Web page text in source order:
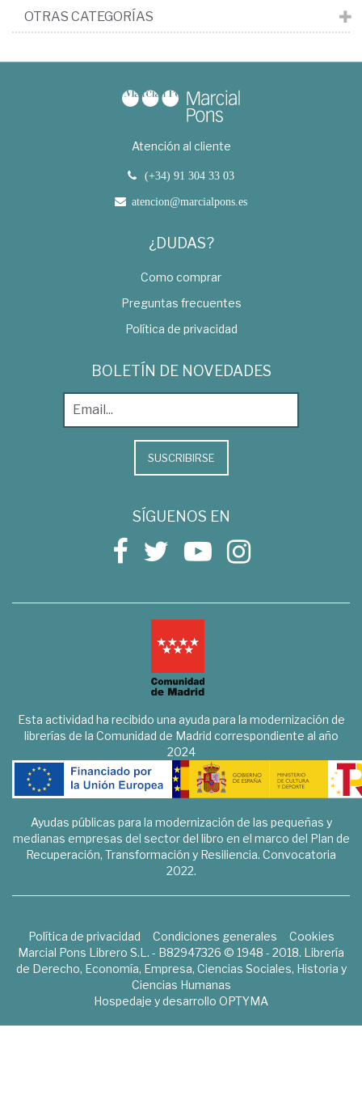
OTRAS CATEGORÍAS
Atención al cliente
(+34) 91 304 33 03
atencion@marcialpons.es
¿DUDAS?
Como comprar
Preguntas frecuentes
Política de privacidad
BOLETÍN DE NOVEDADES
SUSCRIBIRSE
SÍGUENOS EN
Esta actividad ha recibido una ayuda para la modernización de
librerías de la Comunidad de Madrid correspondiente al año
2024
Ayudas públicas para la modernización de las pequeñas y
medianas empresas del sector del libro en el marco del Plan de
Recuperación, Transformación y Resiliencia. Convocatoria
2022.
Política de privacidad Condiciones generales
Cookies
Marcial Pons Librero S.L. - B82947326 © 1948 - 2018. Librería
de Derecho, Economía, Empresa, Ciencias Sociales, Historia y
Ciencias Humanas
Hospedaje y desarrollo OPTYMA